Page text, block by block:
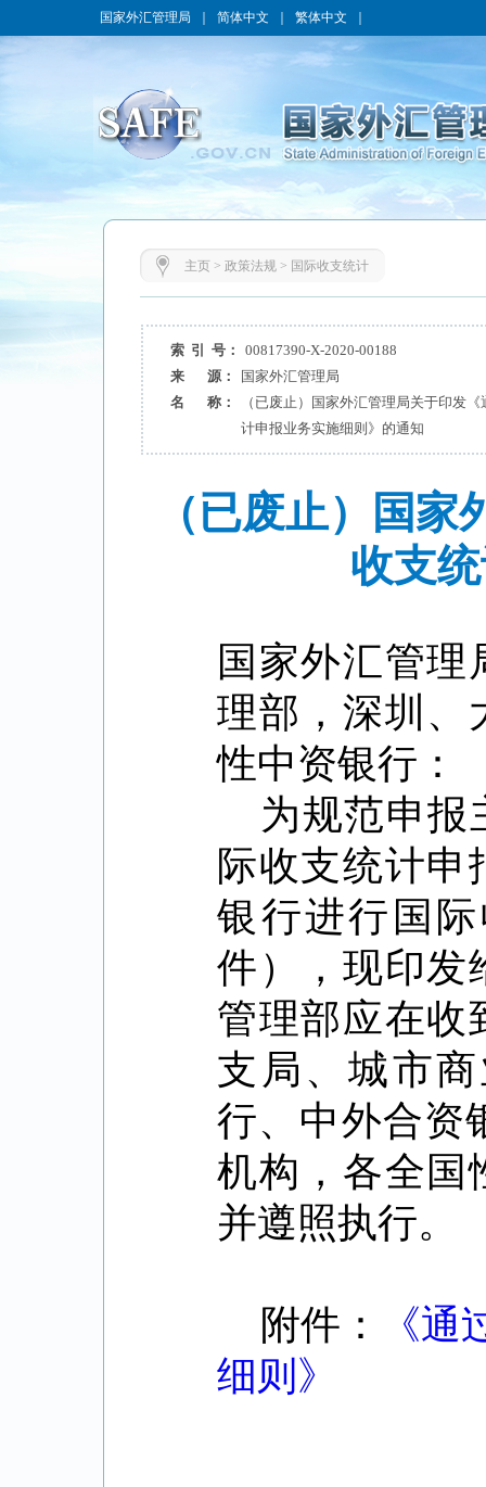
国家外汇管理局 简体中文 繁体中文
主页> 政策法规> 国际收支统计
索 引 号：
00817390-X-2020-00188
来 源：
国家外汇管理局
名 称：
（已废止）国家外汇管理局关于印发
计申报业务实施细则》的通知
（已废止）国
收支
国家外汇管
理部，深圳、
性中资银行：
为规范申报
际收支统计申
银行进行国
件），现印发
管理部应在收
支局、城市
行、中外合资
机构，各全国
并遵照执行。
附件：
《
细则》